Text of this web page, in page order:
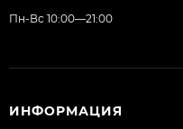
Пн-Вс 10:00—21:00
ИНФОРМАЦИЯ